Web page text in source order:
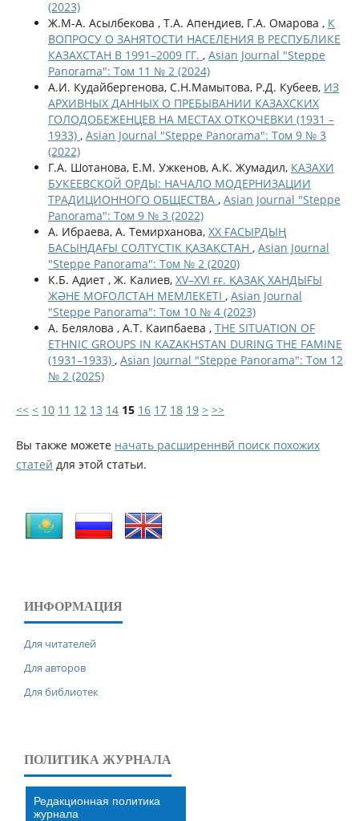
(2023)
Ж.М-А. Асылбекова , Т.А. Апендиев, Г.А. Омарова , К
ВОПРОСУ О ЗАНЯТОСТИ НАСЕЛЕНИЯ В РЕСПУБЛИКЕ
КАЗАХСТАН В 1991–2009 ГГ. , Asian Journal "Steppe
Panorama": Том 11 № 2 (2024)
А.И. Кудайбергенова, С.Н.Мамытова, Р.Д. Кубеев, ИЗ
АРХИВНЫХ ДАННЫХ О ПРЕБЫВАНИИ КАЗАХСКИХ
ГОЛОДОБЕЖЕНЦЕВ НА МЕСТАХ ОТКОЧЕВКИ (1931 –
1933) , Asian Journal "Steppe Panorama": Том 9 № 3
(2022)
Г.А. Шотанова, Е.М. Ужкенов, А.К. Жумадил, КАЗАХИ
БУКЕЕВСКОЙ ОРДЫ: НАЧАЛО МОДЕРНИЗАЦИИ
ТРАДИЦИОННОГО ОБЩЕСТВА , Asian Journal "Steppe
Panorama": Том 9 № 3 (2022)
А. Ибраева, А. Темирханова, ХХ ҒАСЫРДЫҢ
БАСЫНДАҒЫ СОЛТҮСТІК ҚАЗАҚСТАН , Asian Journal
"Steppe Panorama": Том № 2 (2020)
К.Б. Адиет , Ж. Калиев, XV–XVI ғғ. ҚАЗАҚ ХАНДЫҒЫ
ЖӘНЕ МОҒОЛСТАН МЕМЛЕКЕТІ , Asian Journal
"Steppe Panorama": Том 10 № 4 (2023)
А. Белялова , А.Т. Каипбаева , THE SITUATION OF
ETHNIC GROUPS IN KAZAKHSTAN DURING THE FAMINE
(1931–1933) , Asian Journal "Steppe Panorama": Том 12
№ 2 (2025)
<< < 10 11 12 13 14 15 16 17 18 19 > >>
Вы также можете начать расширеннвй поиск похожих
статей для этой статьи.
ИНФОРМАЦИЯ
Для читателей
Для авторов
Для библиотек
ПОЛИТИКА ЖУРНАЛА
Редакционная политика
журнала